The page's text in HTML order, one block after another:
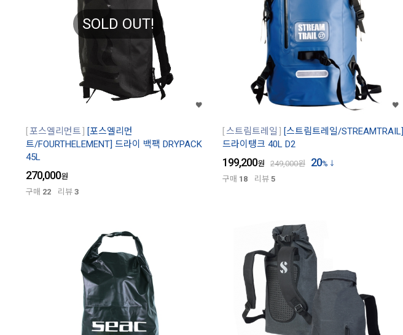
SOLD OUT!
포스엘리먼트
[포스엘리먼
트/FOURTHELEMENT] 드라이 백팩 DRYPACK
45L
270,000원
구매 22 리뷰 3
스트림트레일
[스트림트레일/STREAMTRAIL]
드라이탱크 40L D2
199,200원 249,000원 20%
구매 18 리뷰 5